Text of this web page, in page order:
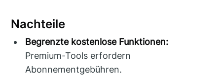
Nachteile
Begrenzte kostenlose Funktionen:
Premium-Tools erfordern
Abonnementgebühren.